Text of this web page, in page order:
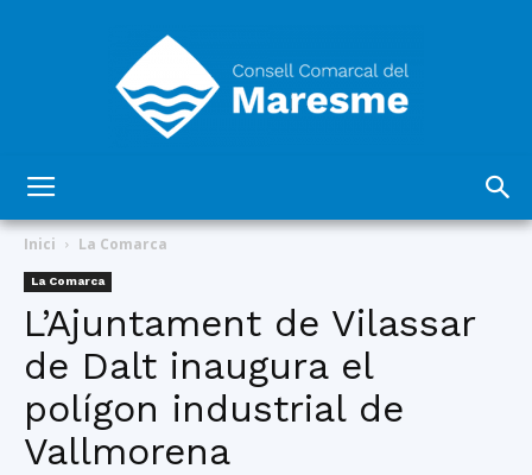
Comarcal
del
Inici La Comarca
La Comarca
L’Ajuntament de Vilassar
de Dalt inaugura el
polígon industrial de
Vallmorena